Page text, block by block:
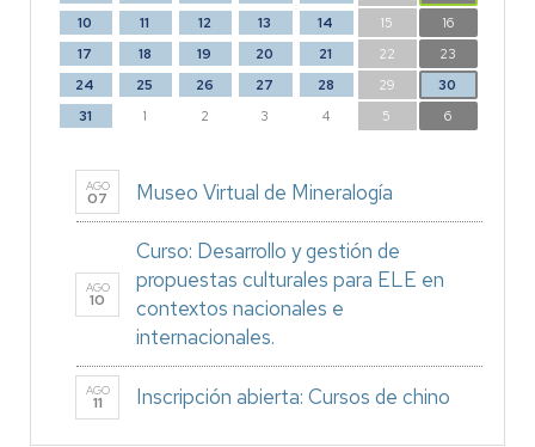
10
11 12 13 14 15
16
17
18 19 20 21 22
23
24
25 26 27 28 29
30
31
1 2 3 4 5 6
AGO
07 Museo Virtual de Mineralogía
AGO
10
Curso: Desarrollo y gestión de
propuestas culturales para ELE en
contextos nacionales e
internacionales.
AGO
11 Inscripción abierta: Cursos de chino